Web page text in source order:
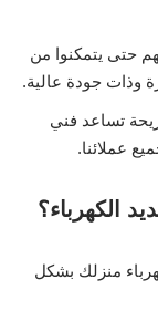
حتى يتمكنوا من
وذات جودة عالية.
تساعد فني
عملائنا.
الكهرباء؟
منزلك بشكل